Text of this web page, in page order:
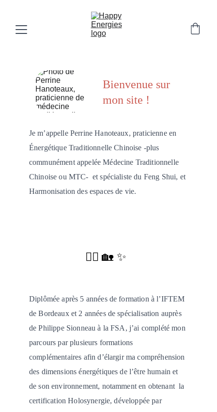
Bienvenue sur
mon site !
Je m’appelle Perrine Hanoteaux, praticienne en
Énergétique Traditionnelle Chinoise -plus
communément appelée Médecine Traditionnelle
Chinoise ou MTC-  et spécialiste du Feng Shui, et
Harmonisation des espaces de vie.
🧘‍♀️ 🏡 ✨
Diplômée après 5 années de formation à l’IFTEM
de Bordeaux et 2 années de spécialisation auprès
de Philippe Sionneau à la FSA, j’ai complété mon
parcours par plusieurs formations
complémentaires afin d’élargir ma compréhension
des dimensions énergétiques de l’être humain et
de son environnement, notamment en obtenant  la
certification Holosynergie, développée par